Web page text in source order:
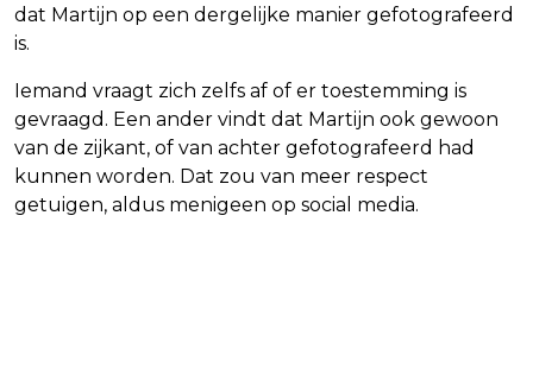
dat Martijn op een dergelijke manier gefotografeerd
is.
Iemand vraagt zich zelfs af of er toestemming is
gevraagd. Een ander vindt dat Martijn ook gewoon
van de zijkant, of van achter gefotografeerd had
kunnen worden. Dat zou van meer respect
getuigen, aldus menigeen op social media.